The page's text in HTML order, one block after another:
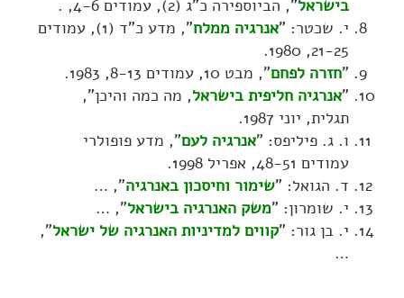
בישראל", הביוספירה כ"ג (2), עמודים 4-6, .
י. שכטר: "אנרגיה ממלח
", מדע כ"ד (1), עמודים
21-25, 1980.
"חזרה לפחם", מבט 10, עמודים 8-13, 1983.
"אנרגיה חליפית בישראל, מה כמה והיכן",
תגלית, יוני 1987.
ו. ג. פיליפס: "אנרגיה לעם", מדע פופולרי
עמודים 48-51, אפריל 1998.
ד. הגואל: "שימור וחיסכון באנרגיה", …
י. שומרון: "משק האנרגיה בישראל", …
י. בן גור: "קווים למדיניות האנרגיה של ישראל",
…